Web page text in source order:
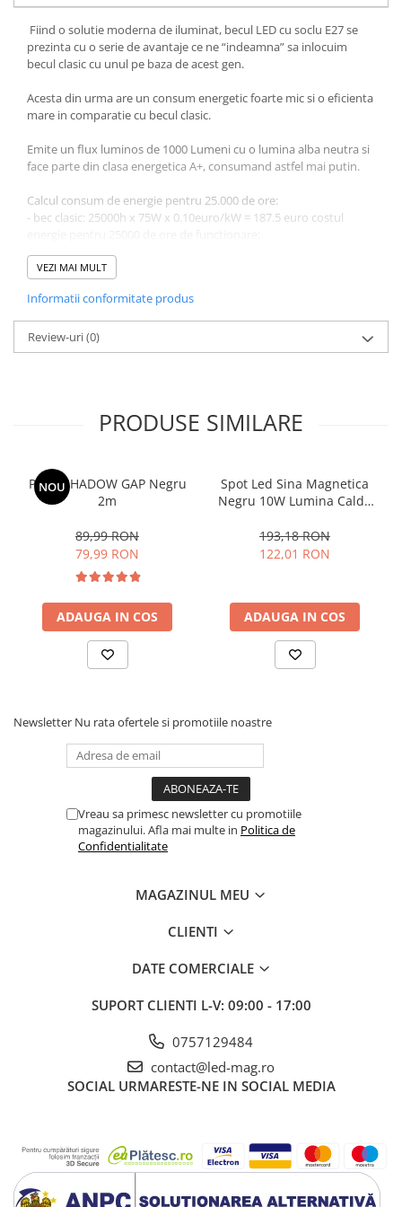
Fiind o solutie moderna de iluminat, becul LED cu soclu E27 se
prezinta cu o serie de avantaje ce ne “indeamna” sa inlocuim
becul clasic cu unul pe baza de acest gen.
Acesta din urma are un consum energetic foarte mic si o eficienta
mare in comparatie cu becul clasic.
Emite un flux luminos de 1000 Lumeni cu o lumina alba neutra si
face parte din clasa energetica A+, consumand astfel mai putin.
Calcul consum de energie pentru 25.000 de ore:
- bec clasic: 25000h x 75W x 0.10euro/kW = 187.5 euro costul
- bec led: 25000h x 13W x 0.10euro/kW = 32.5 euro costul energiei
pentru 25000 de ore de functionare.
Cu becul led economisiti: 187.5 - 32.5 = 155 euro!
Bec led 10W lumina cald, 1000 lumeni, soclu E27, cri 80+, unghi
lumina 200 grade, cu o functionare de pana la 25000 de ore
carcasa de aluminiu si un plastic rezistent la temperaturi ridicate.
incalzire, in acest moment sunt cele mai prietenoase cu natura
pentru ca nu contin elemente periculoase in componenta
acestora ( Becurile clasice contin mercur ).
VEZI MAI MULT
Informatii conformitate produs
Review-uri(0)
PRODUSE SIMILARE
NOU
Profil SHADOW GAP Negru
2m
89,99 RON
79,99 RON
ADAUGA IN COS
Spot Led Sina Magnetica
Negru 10W Lumina Calda
193,18 RON
122,01 RON
ADAUGA IN COS
Newsletter Nu rata ofertele si promotiile noastre
Vreau sa primesc newsletter cu promotiile
magazinului. Afla mai multe in Politica de
Confidentialitate
MAGAZINUL MEU
CLIENTI
DATE COMERCIALE
SUPORT CLIENTI L-V: 09:00 - 17:00
0757129484
contact@led-mag.ro
SOCIAL URMARESTE-NE IN SOCIAL MEDIA